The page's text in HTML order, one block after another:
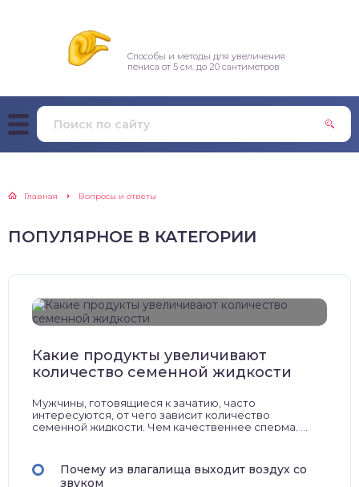
Способы и методы для увеличения
пениса от 5 см. до 20 сантиметров
Главная Вопросы и ответы
ПОПУЛЯРНОЕ В КАТЕГОРИИ
Какие продукты увеличивают
количество семенной жидкости
Мужчины, готовящиеся к зачатию, часто
интересуются, от чего зависит количество
семенной жидкости. Чем качественнее сперма, ...
Почему из влагалища выходит воздух со
звуком